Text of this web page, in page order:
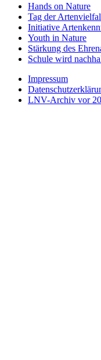
Hands on Nature
Tag der
Initiative
Youth in Nature
Stärkung des
Schule wird
Impressum
LNV-Archiv vor